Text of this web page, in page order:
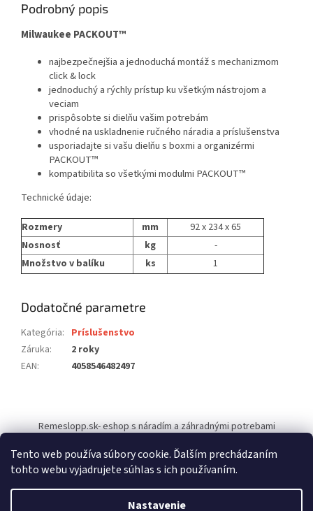
Tento web používa súbory cookie. Ďalším prechádzaním
tohto webu vyjadrujete súhlas s ich používaním.
Nastavenie
Podrobný popis
Milwaukee PACKOUT™
najbezpečnejšia a jednoduchá montáž s mechanizmom
click & lock
jednoduchý a rýchly prístup ku všetkým nástrojom a
veciam
prispôsobte si dielňu vašim potrebám
vhodné na uskladnenie ručného náradia a príslušenstva
usporiadajte si vašu dielňu s boxmi a organizérmi
PACKOUT™
kompatibilita so všetkými modulmi PACKOUT™
Technické údaje:
Rozmery mm
92 x 234 x 65
Nosnosť
kg
-
Množstvo v balíku
ks 1
Dodatočné parametre
Kategória: Príslušenstvo
Záruka:
2 roky
EAN: 4058546482497
p
Remeslopp.sk- eshop s náradím a záhradnými potrebami